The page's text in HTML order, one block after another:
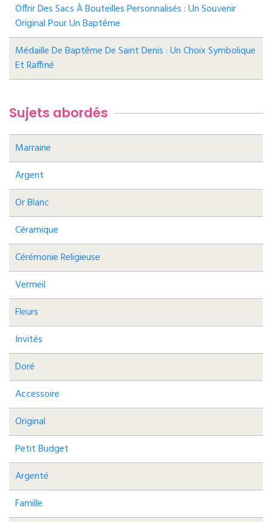
Offrir Des Sacs À Bouteilles Personnalisés : Un Souvenir
Original Pour Un Baptême
Médaille De Baptême De Saint Denis : Un Choix Symbolique
Et Raffiné
Sujets abordés
Marraine
Argent
Or Blanc
Céramique
Cérémonie Religieuse
Vermeil
Fleurs
Invités
Doré
Accessoire
Original
Petit Budget
Argenté
Famille